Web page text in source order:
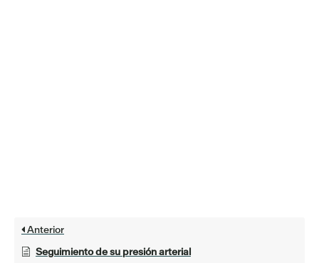
Anterior
Seguimiento de su presión arterial